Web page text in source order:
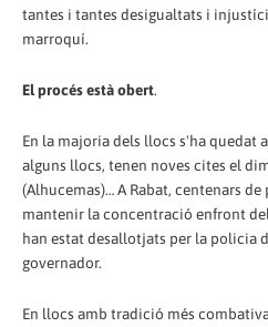
tantes i tantes desigualtats i
marroquí.
El procés està obert.
En la majoria dels llocs s'ha quedat
alguns llocs, tenen noves cites el
(Alhucemas)… A Rabat, centenars
mantenir la concentració enfront
han estat desallotjats per la policia
governador.
En llocs amb tradició més